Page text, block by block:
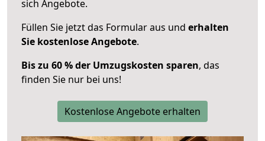
sich Angebote.
Füllen Sie jetzt das Formular aus und erhalten
Sie kostenlose Angebote.
Bis zu 60 % der Umzugskosten sparen, das
finden Sie nur bei uns!
Kostenlose Angebote erhalten